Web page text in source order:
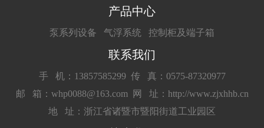
产品中心
泵系列设备 气浮系统 控制柜及端子箱
联系我们
手 机：13857585299 传 真：0575-87320977
邮 箱：whp0088@163.com
网 址：http://www.zjxhhb.cn
地 址：浙江省诸暨市暨阳街道工业园区